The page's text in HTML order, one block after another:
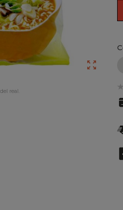

real.